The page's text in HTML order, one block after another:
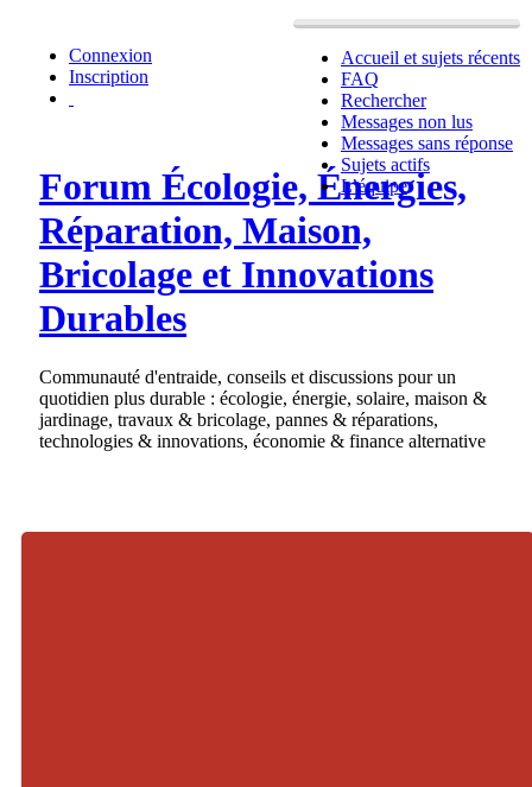
Accueil et sujets récents
FAQ
Rechercher
Messages non lus
Messages sans réponse
Sujets actifs
L’équipe
Connexion
Inscription
Forum Écologie, Énergies,
Réparation, Maison,
Bricolage et Innovations
Durables
Communauté d'entraide, conseils et discussions pour un
quotidien plus durable : écologie, énergie, solaire, maison &
jardinage, travaux & bricolage, pannes & réparations,
technologies & innovations, économie & finance alternative